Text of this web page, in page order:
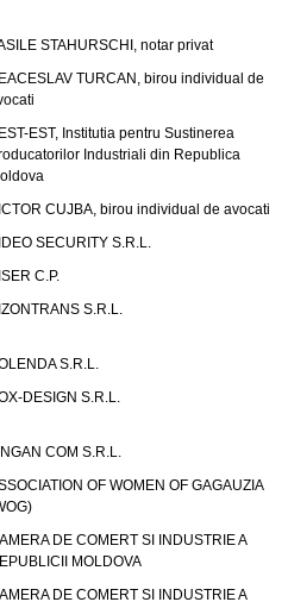
STAHURSCHI, notar privat
TURCAN, birou individual de
EST, Institutia pentru Sustinerea
Industriali din Republica
CUJBA, birou individual de avocati
SECURITY S.R.L.
C.P.
S.R.L.
S.R.L.
DESIGN S.R.L.
COM S.R.L.
OF WOMEN OF GAGAUZIA
DE COMERT SI INDUSTRIE A
MOLDOVA
DE COMERT SI INDUSTRIE A